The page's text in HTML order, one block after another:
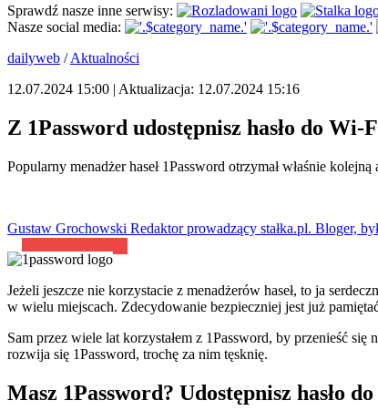
Sprawdź nasze inne serwisy:
Nasze social media:
dailyweb /Aktualności
12.07.2024 15:00 | Aktualizacja: 12.07.2024 15:16
Z 1Password udostępnisz hasło do
Popularny menadżer haseł 1Password otrzymał właśnie
Gustaw Grochowski Redaktor prowadzący stałka.pl. Bloger,
Jeżeli jeszcze nie korzystacie z menadżerów haseł, to ja
w wielu miejscach. Zdecydowanie bezpieczniej jest już
Sam przez wiele lat korzystałem z 1Password, by przenieść
rozwija się 1Password, trochę za nim tęsknię.
Masz 1Password? Udostępnisz hasło